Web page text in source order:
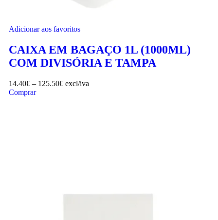
Adicionar aos favoritos
CAIXA EM BAGAÇO 1L (1000ML)
COM DIVISÓRIA E TAMPA
14.40€ – 125.50€ excl/iva
Comprar